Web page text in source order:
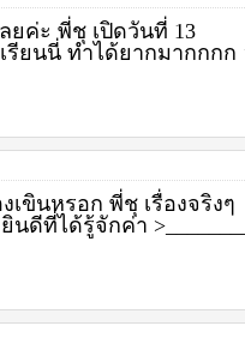
ลยค่ะ พี่ชุ เปิดวันที่ 13
เรียนนี่ ทำได้ยากมากกกก
เขินหรอก พี่ชุ เรื่องจริงๆ
นดีที่ได้รู้จักค่า